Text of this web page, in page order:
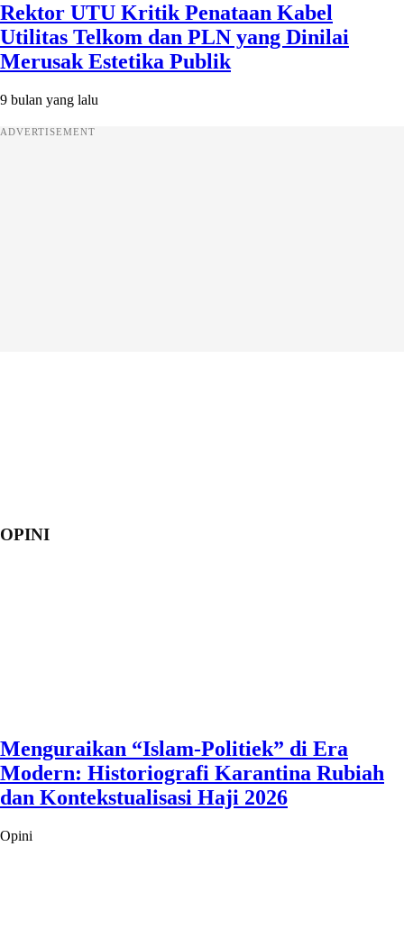
Rektor UTU Kritik Penataan Kabel
Utilitas Telkom dan PLN yang Dinilai
Merusak Estetika Publik
9 bulan yang lalu
ADVERTISEMENT
OPINI
Menguraikan “Islam-Politiek” di Era
Modern: Historiografi Karantina Rubiah
dan Kontekstualisasi Haji 2026
Opini